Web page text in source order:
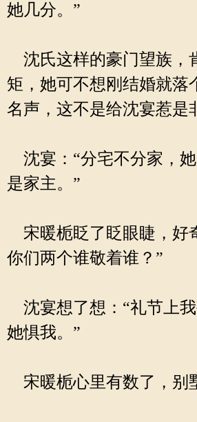
她几分。”
沈氏这样的豪门望族，
矩，她可不想刚结婚就落
名声，这不是给沈宴惹是
沈宴：“分宅不分家，
是家主。”
宋暖栀眨了眨眼睫，好
你们两个谁敬着谁？”
沈宴想了想：“礼节上
她惧我。”
宋暖栀心里有数了，别